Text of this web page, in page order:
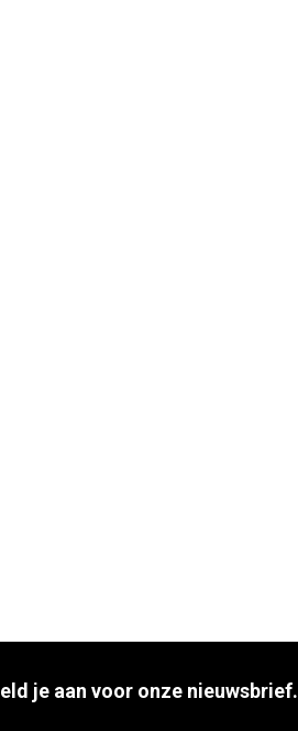
je aan voor onze nieuwsbrief.